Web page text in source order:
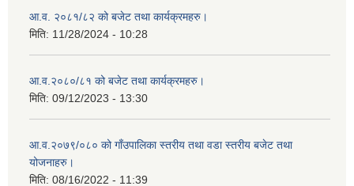
आ.व. २०८१/८२ को बजेट तथा कार्यक्रमहरु।
मिति: 11/28/2024 - 10:28
आ.व.२०८०/८१ को बजेट तथा कार्यक्रमहरु।
मिति: 09/12/2023 - 13:30
आ.व.२०७९/०८० को गाँउपालिका स्तरीय तथा वडा स्तरीय बजेट तथा
योजनाहरु।
मिति: 08/16/2022 - 11:39